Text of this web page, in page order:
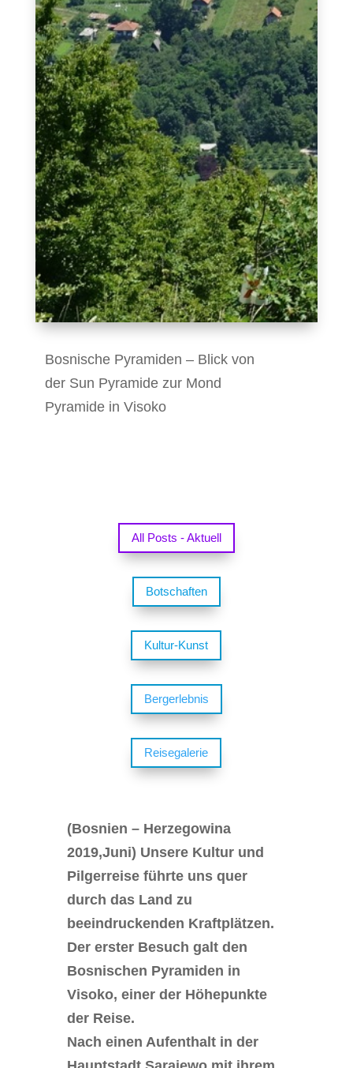
Bosnische Pyramiden – Blick von
der Sun Pyramide zur Mond
Pyramide in Visoko
All Posts - Aktuell
Botschaften
Kultur-Kunst
Bergerlebnis
Reisegalerie
(Bosnien – Herzegowina
2019,Juni) Unsere Kultur und
Pilgerreise führte uns quer
durch das Land zu
beeindruckenden Kraftplätzen.
Der erster Besuch galt den
Bosnischen Pyramiden in
Visoko, einer der Höhepunkte
der Reise.
Nach einen Aufenthalt in der